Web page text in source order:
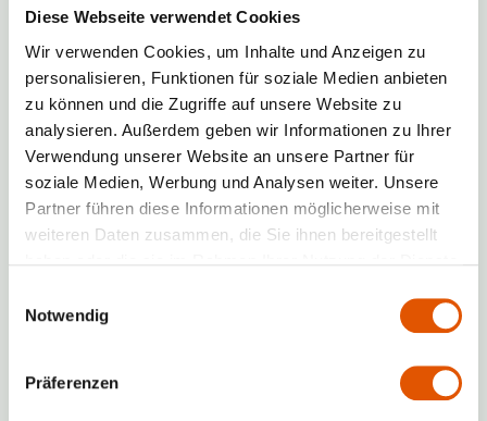
Diese Webseite verwendet Cookies
Wir verwenden Cookies, um Inhalte und Anzeigen zu
personalisieren, Funktionen für soziale Medien anbieten
zu können und die Zugriffe auf unsere Website zu
analysieren. Außerdem geben wir Informationen zu Ihrer
Verwendung unserer Website an unsere Partner für
soziale Medien, Werbung und Analysen weiter. Unsere
Partner führen diese Informationen möglicherweise mit
weiteren Daten zusammen, die Sie ihnen bereitgestellt
Notwendig
Präferenzen
Damit Ihre Umzugskartons leicht zu
tragen sind, sollte das maximale
Gewicht pro Kiste10 kgnicht
überschreiten. Nutzen Sie folgende
Packtechnik:
Schwere Gegenstände unten:
Bücher und andere schwere Objekte
zuerst einpacken.
Dekorationsartikel ergänzen das
Beschriftung macht den Unterschied:
Notieren Sie, in